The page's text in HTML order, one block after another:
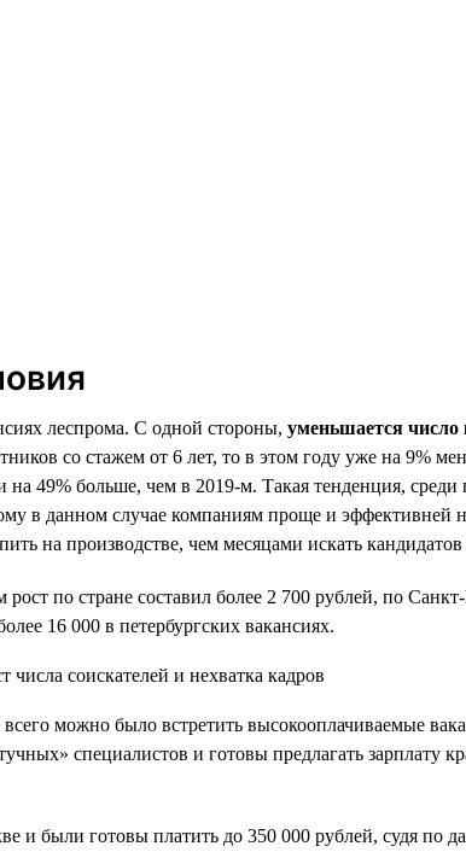
леспрома. С одной стороны, уменьшается число
со стажем от 6 лет, то в этом году уже на 9%
49% больше, чем в 2019-м. Такая тенденция, среди
в данном случае компаниям проще и эффективней
на производстве, чем месяцами искать
по стране составил более 2 700 рублей, по
16 000 в петербургских вакансиях.
можно было встретить высокооплачиваемые
специалистов и готовы предлагать зарплату
были готовы платить до 350 000 рублей, судя по